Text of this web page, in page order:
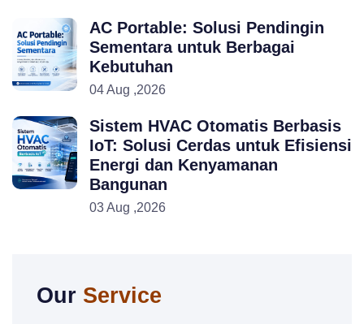
AC Portable: Solusi Pendingin
Sementara untuk Berbagai
Kebutuhan
04 Aug ,2026
Sistem HVAC Otomatis Berbasis
IoT: Solusi Cerdas untuk Efisiensi
Energi dan Kenyamanan
Bangunan
03 Aug ,2026
Our Service